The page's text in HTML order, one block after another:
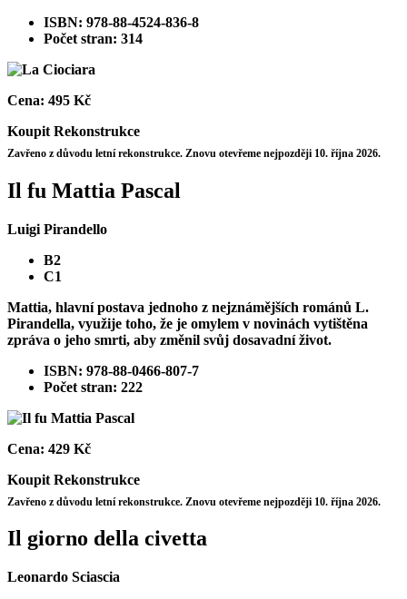
ISBN: 978-88-4524-836-8
Počet stran: 314
Cena: 495 Kč
Koupit Rekonstrukce
Zavřeno z důvodu letní rekonstrukce. Znovu otevřeme nejpozději 10. října 2026.
Il fu Mattia Pascal
Luigi Pirandello
B2
C1
Mattia, hlavní postava jednoho z nejznámějších románů L.
Pirandella, využije toho, že je omylem v novinách vytištěna
zpráva o jeho smrti, aby změnil svůj dosavadní život.
ISBN: 978-88-0466-807-7
Počet stran: 222
Cena: 429 Kč
Koupit Rekonstrukce
Zavřeno z důvodu letní rekonstrukce. Znovu otevřeme nejpozději 10. října 2026.
Il giorno della civetta
Leonardo Sciascia